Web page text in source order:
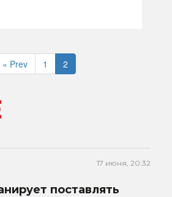
« Prev 1 2
17 июня, 20:32
поставлять